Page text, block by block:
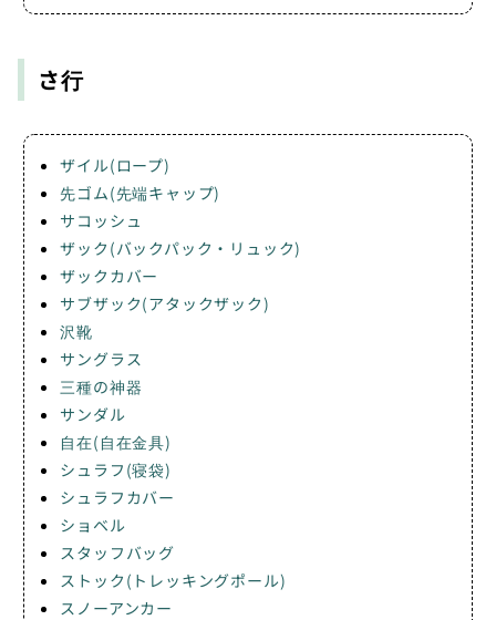
さ行
ザイル(ロープ)
先ゴム(先端キャップ)
サコッシュ
ザック(バックパック・リュック)
ザックカバー
サブザック(アタックザック)
沢靴
サングラス
三種の神器
サンダル
自在(自在金具)
シュラフ(寝袋)
シュラフカバー
ショベル
スタッフバッグ
ストック(トレッキングポール)
スノーアンカー